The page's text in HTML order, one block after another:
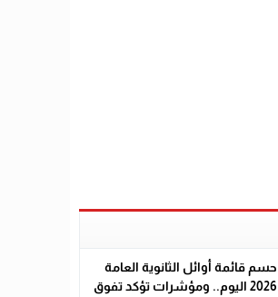
حسم قائمة أوائل الثانوية العامة
2026 اليوم.. ومؤشرات تؤكد تفوق